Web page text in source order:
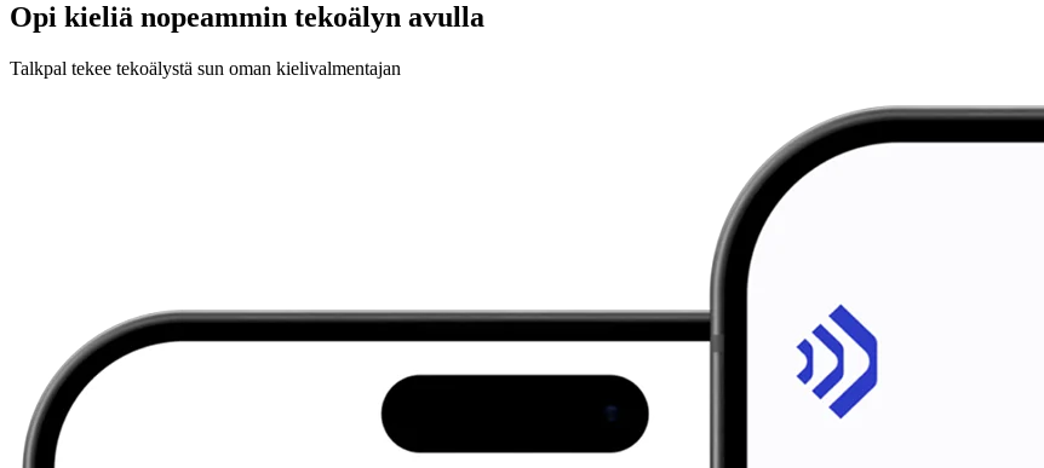
Opi kieliä nopeammin tekoälyn avulla
Talkpal tekee tekoälystä sun oman kielivalmentajan